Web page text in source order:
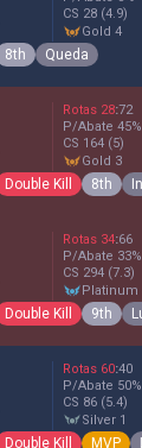
CS 28 (4.9)
gold 4
8th Queda
Rotas 28:72
P/Abate 45%
CS 164 (5)
gold 3
Double Kill 8th
Rotas 34:66
P/Abate 33%
CS 294 (7.3)
platinum
Double Kill 9th
Rotas 60:40
P/Abate 50%
CS 86 (5.4)
silver 1
Double Kill MVP